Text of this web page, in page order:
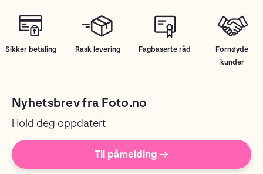
Sikker betaling Rask levering Fagbaserte råd
Fornøyde
kunder
Nyhetsbrev fra Foto.no
Hold deg oppdatert
Til påmelding →